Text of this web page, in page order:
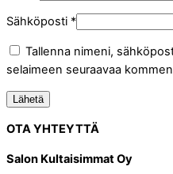
Sähköposti *
Tallenna nimeni,
selaimeen seuraavaa
OTA YHTEYTTÄ
Salon Kultaisimmat Oy